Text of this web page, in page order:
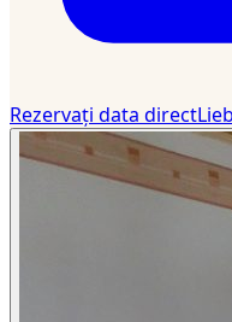
Rezervați data direct